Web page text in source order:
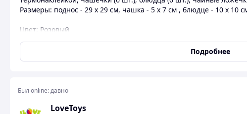
Размеры: поднос - 29 х 29 см, чашка - 5 х 7 см , блюдце - 10 х 10
Цвет: Розовый
Вес в упаковке: 400 г
Габариты без упаковки: 29 x 15 x 30 см
Комплектация: Поднос, чашечки (6 шт.), блюдца (6 шт.), чайные
Подробнее
Был online:давно
LoveToys